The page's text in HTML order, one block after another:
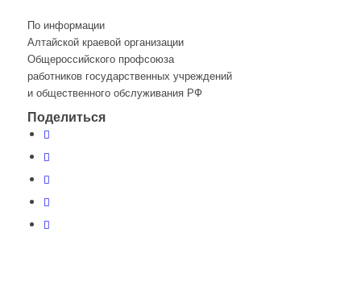
По информации
Алтайской краевой организации
Общероссийского профсоюза
работников государственных учреждений
и общественного обслуживания РФ
Поделиться